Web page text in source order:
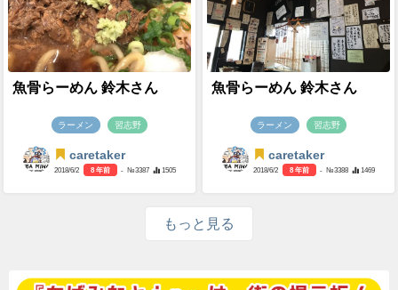
魚骨らーめん 鈴木さん
ラーメン 習志野
caretaker
2018/6/2 8 年前 - №3387 1505
魚骨らーめん 鈴木さん
ラーメン 習志野
caretaker
2018/6/2 8 年前 - №3388 1469
もっと見る